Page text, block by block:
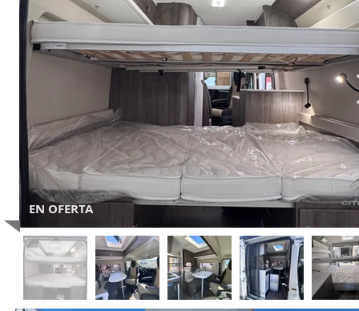
EN OFERTA